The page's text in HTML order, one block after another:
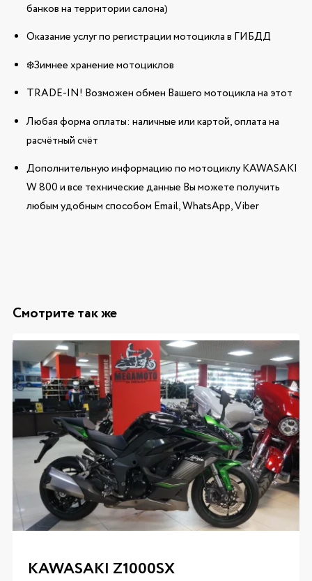
банков на территории салона)
Оказание услуг по регистрации мотоцикла в ГИБДД
❄️Зимнее хранение мотоциклов
TRADE-IN! Возможен обмен Вашего мотоцикла на этот
Любая форма оплаты: наличные или картой, оплата на
расчётный счёт
Дополнительную информацию по мотоциклу KAWASAKI
W 800 и все технические данные Вы можете получить
любым удобным способом Email, WhatsApp, Viber
Смотрите так же
KAWASAKI Z1000SX